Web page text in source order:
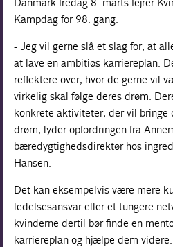
Kampdag for 98. gang.
- Jeg vil gerne slå et slag for, at
at lave en ambitiøs karriereplan.
reflektere over, hvor de gerne vil
virkelig skal følge deres drøm.
konkrete aktiviteter, der vil
drøm, lyder opfordringen fra
bæredygtighedsdirektør hos
Hansen.
Det kan eksempelvis være mere
ledelsesansvar eller et tungere
kvinderne dertil bør finde en
karriereplan og hjælpe dem videre.